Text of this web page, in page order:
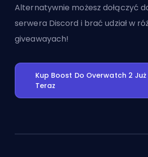
Alternatywnie możeszdołączyć
serwera Discord i brać udział w
giveawayach!
Kup Boost Do Overwatch 2 Już
Teraz